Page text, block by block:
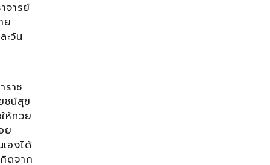
ารย์
ย
ะวัน
าช
ชน์สุข
ห้ทวย
ย
องได้
ดจาก